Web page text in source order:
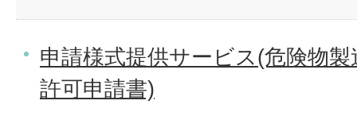
申請様式提供サービス(危険物
許可申請書)